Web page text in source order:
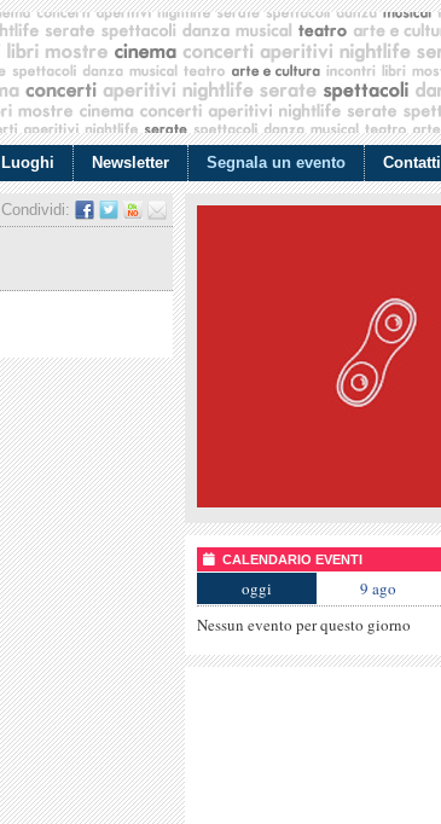
Luoghi Newsletter Segnala un evento Contatti
Condividi:
CALENDARIO EVENTI
oggi 9 ago
Nessun evento per questo giorno